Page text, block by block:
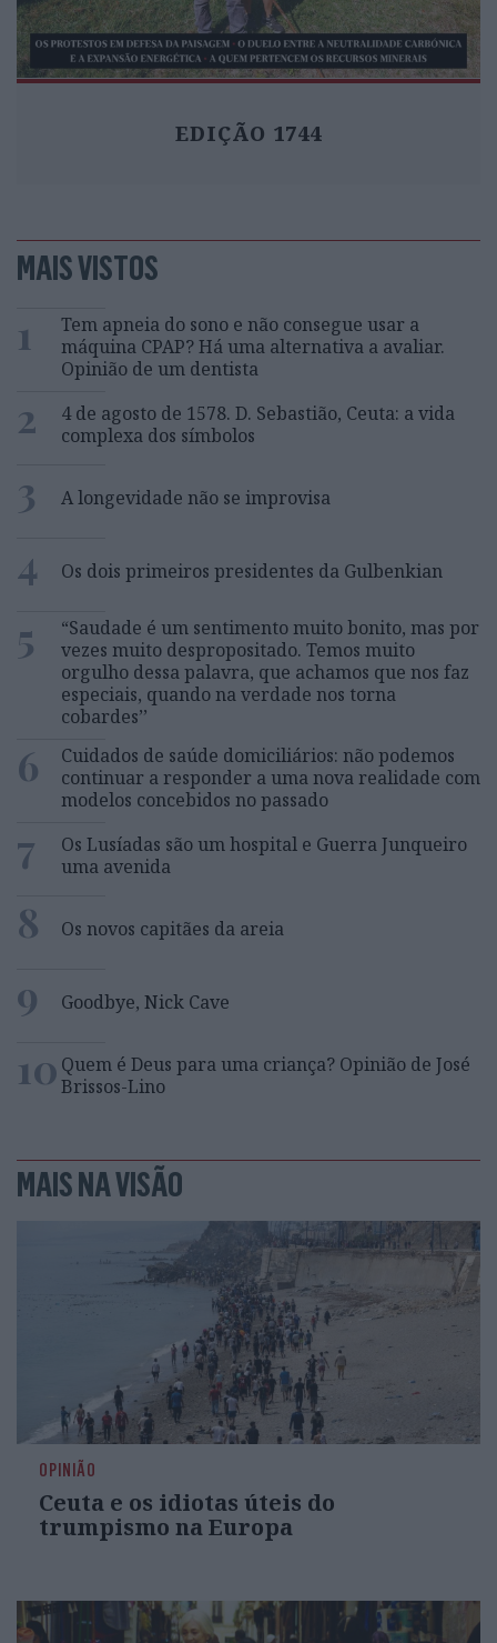
EDIÇÃO 1744
MAIS VISTOS
1
Tem apneia do sono e não consegue usar a
máquina CPAP? Há uma alternativa a avaliar.
Opinião de um dentista
2
4 de agosto de 1578. D. Sebastião, Ceuta: a vida
complexa dos símbolos
3 A longevidade não se improvisa
4 Os dois primeiros presidentes da Gulbenkian
5
“Saudade é um sentimento muito bonito, mas por
vezes muito despropositado. Temos muito
orgulho dessa palavra, que achamos que nos faz
especiais, quando na verdade nos torna
cobardes’’
6
Cuidados de saúde domiciliários: não podemos
continuar a responder a uma nova realidade com
modelos concebidos no passado
7
Os Lusíadas são um hospital e Guerra Junqueiro
uma avenida
8 Os novos capitães da areia
9 Goodbye, Nick Cave
10 Quem é Deus para uma criança? Opinião de José
Brissos-Lino
MAIS NA VISÃO
OPINIÃO
Ceuta e os idiotas úteis do
trumpismo na Europa